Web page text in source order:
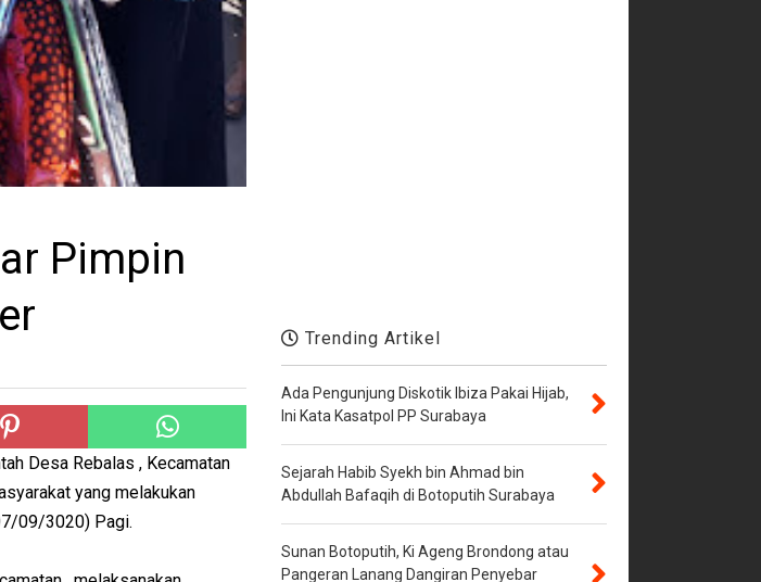
Pimpin
Desa Rebalas , Kecamatan
yang melakukan
09/3020) Pagi.
Trending Artikel
Ada Pengunjung Diskotik Ibiza Pakai Hijab,
Ini Kata Kasatpol PP Surabaya
Sejarah Habib Syekh bin Ahmad bin
Abdullah Bafaqih di Botoputih Surabaya
Sunan Botoputih, Ki Ageng Brondong atau
Pangeran Lanang Dangiran Penyebar